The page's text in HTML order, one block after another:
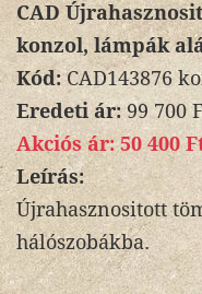
CAD
konzol, lámpák
Kód:CAD143876
Eredeti ár:99 700
Akciós ár:50 400
Leírás:
Újrahasznositott
hálószobákba.